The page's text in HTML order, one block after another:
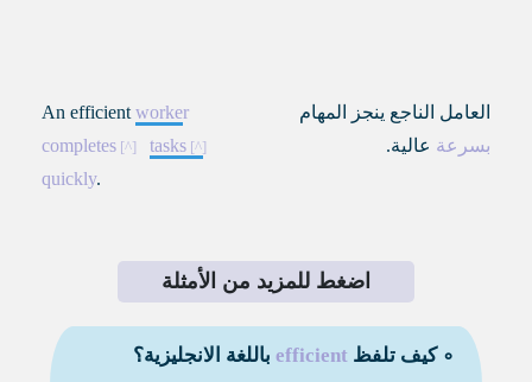
العامل الناجع ينجز المهام
بسرعة عالية.
An efficient worker
completes
tasks
quickly.
اضغط للمزيد من الأمثلة
∘ كيف تلفظefficient باللغة الانجليزية؟